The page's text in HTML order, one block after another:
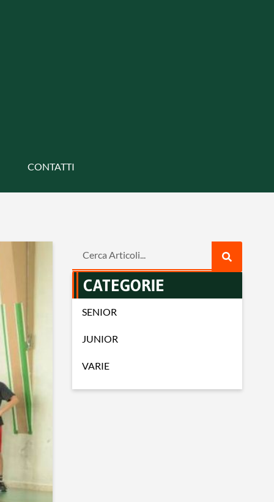
CONTATTI
CATEGORIE
SENIOR
JUNIOR
VARIE